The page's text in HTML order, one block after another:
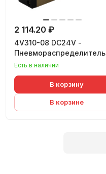
2 114.20 ₽
4V310-08 DC24V -
Пневмораспределитель
Есть в наличии
В корзину
В корзине